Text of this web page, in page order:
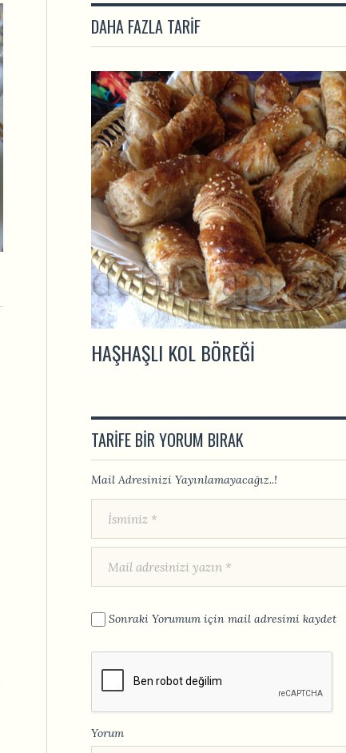
DAHA FAZLA TARIF
HAŞHAŞLI KOL BÖREĞI
TARIFE BIR YORUM BIRAK
Mail Adresinizi Yayınlamayacağız..!
Sonraki Yorumum için mail adresimi kaydet
Yorum